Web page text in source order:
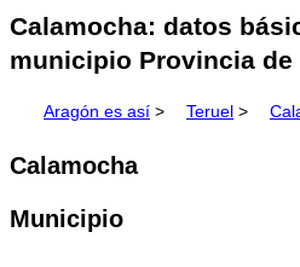
Calamocha: datos
municipio Provincia de
Aragón es así > Teruel >
Calamocha
Municipio